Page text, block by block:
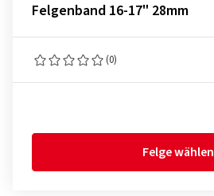
Felgenband 16-17" 28mm
(0)
Felge wählen